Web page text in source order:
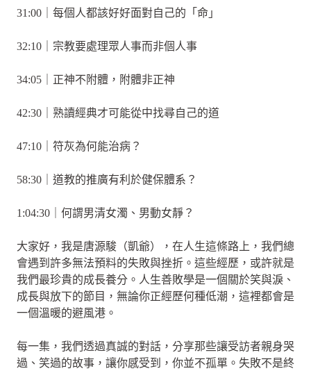
31:00｜每個人都該好好面對自己的「命」
32:10｜宗教要處理眾人事而非個人事
34:05｜正神不附體，附體非正神
42:30｜熟讀經典才可能從中找尋自己的道
47:10｜符灰為何能治病？
58:30｜道教的推廣有利於健保體系？
1:04:30｜何謂男清女濁、男動女靜？
大家好，我是唐源駿（凱爺），在人生這條路上，我們總
會遇到許多無法預料的失敗與挫折。這些經歷，或許就是
我們最珍貴的成長養分。人生善敗學是一個關於笑與淚、
成長與放下的節目，無論你正經歷何種低潮，這裡都會是
一個溫暖的避風港。
每一集，我們透過真誠的對話，分享那些讓受訪者親身哭
過、笑過的故事，讓你感受到，你並不孤單。失敗不是終